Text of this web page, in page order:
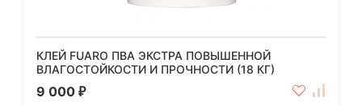
КЛЕЙ FUARO ПВА ЭКСТРА ПОВЫШЕННОЙ
ВЛАГОСТОЙКОСТИ И ПРОЧНОСТИ (18 КГ)
9 000 ₽